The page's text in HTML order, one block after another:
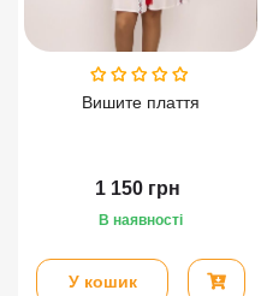
Вишите плаття
1 150 грн
В наявності
У кошик